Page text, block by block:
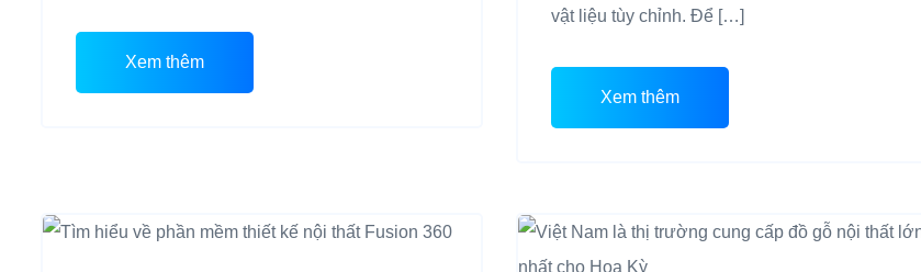
Xem thêm
vật liệu tùy chỉnh. Để […]
Xem thêm